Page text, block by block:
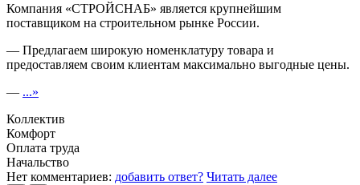
Компания «СТРОЙСНАБ» является крупнейшим
поставщиком на строительном рынке России.
— Предлагаем широкую номенклатуру товара и
предоставляем своим клиентам максимально выгодные цены.
— ...»
Коллектив
Комфорт
Оплата труда
Начальство
Нет комментариев: добавить ответ? Читать далее